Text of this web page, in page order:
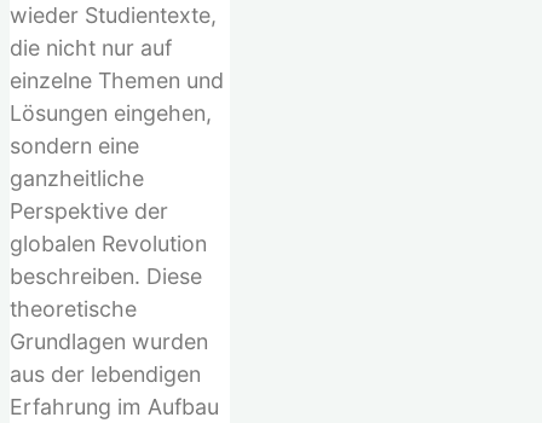
wieder Studientexte,
die nicht nur auf
einzelne Themen und
Lösungen eingehen,
sondern eine
ganzheitliche
Perspektive der
globalen Revolution
beschreiben. Diese
theoretische
Grundlagen wurden
aus der lebendigen
Erfahrung im Aufbau